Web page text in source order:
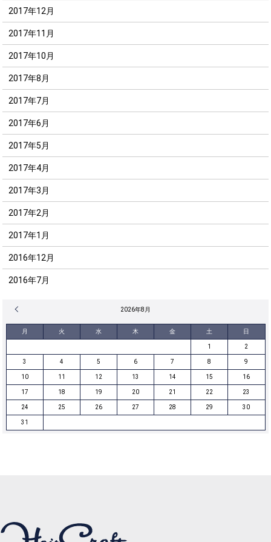
2017年12月
2017年11月
2017年10月
2017年8月
2017年7月
2017年6月
2017年5月
2017年4月
2017年3月
2017年2月
2017年1月
2016年12月
2016年7月
2026年8月
月 火 水 木 金 土 日
1 2
3 4 5 6 7 8 9
10 11 12 13 14 15 16
17 18 19 20 21 22 23
24 25 26 27 28 29 30
31